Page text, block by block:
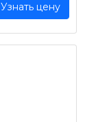
Узнать цену